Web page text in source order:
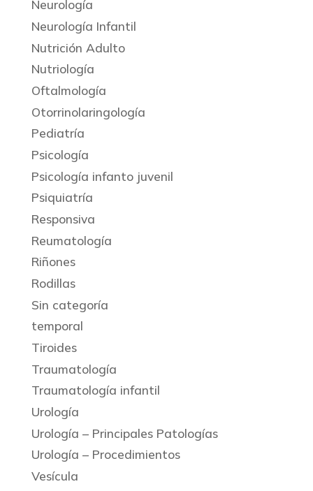
Neurología
Neurología Infantil
Nutrición Adulto
Nutriología
Oftalmología
Otorrinolaringología
Pediatría
Psicología
Psicología infanto juvenil
Psiquiatría
Responsiva
Reumatología
Riñones
Rodillas
Sin categoría
temporal
Tiroides
Traumatología
Traumatología infantil
Urología
Urología – Principales Patologías
Urología – Procedimientos
Vesícula